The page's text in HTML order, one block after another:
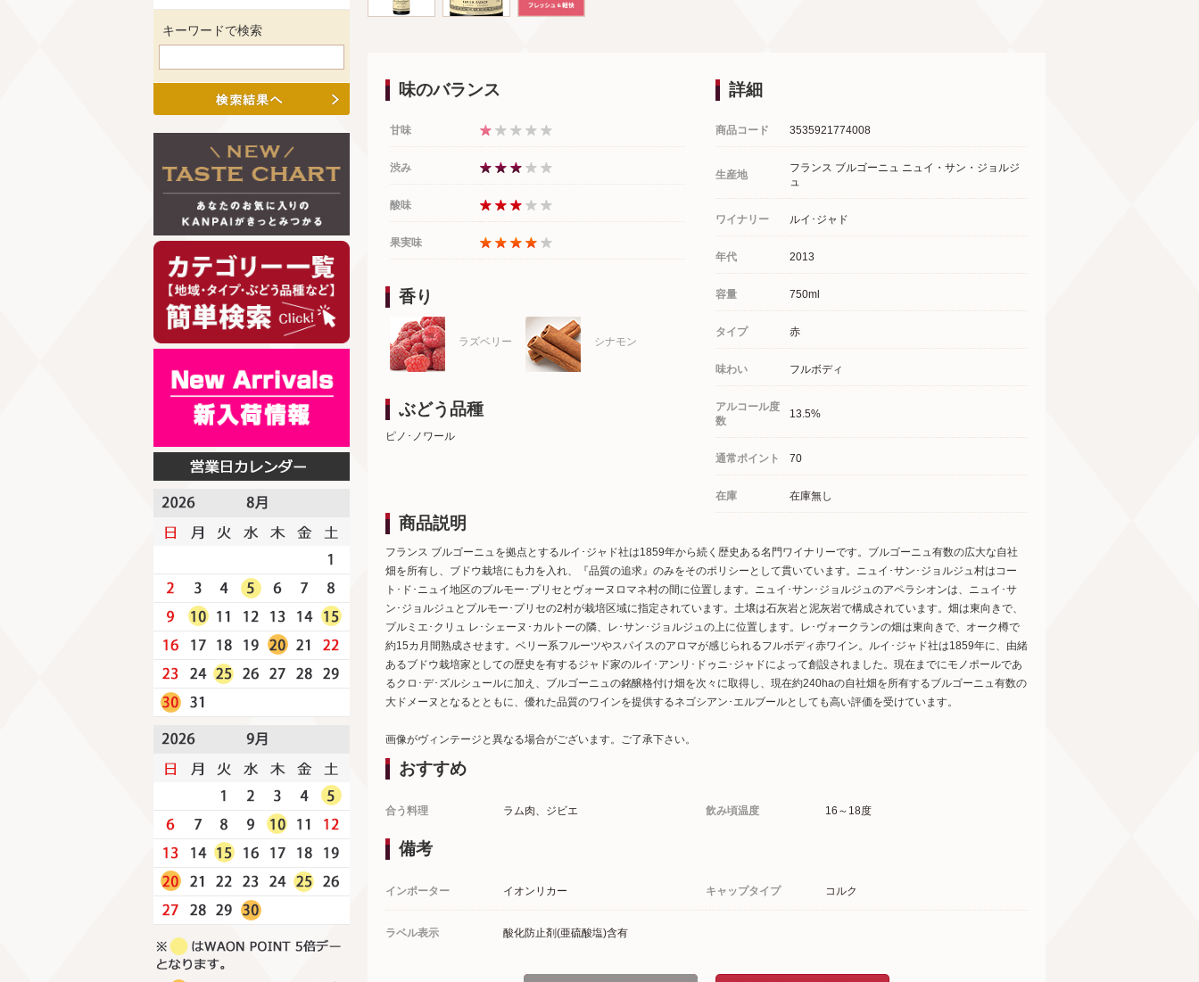
詳細
商品コード 3535921774008
生産地
フランス ブルゴーニュ ニュイ・サン・ジョルジ
ュ
ワイナリー ルイ･ジャド
年代 2013
容量 750ml
タイプ 赤
味わい フルボディ
アルコール度
数
13.5%
通常ポイント 70
在庫 在庫無し
味のバランス
甘味
渋み
酸味
果実味
香り
ラズベリー シナモン
ぶどう品種
ピノ･ノワール
商品説明
フランス ブルゴーニュを拠点とするルイ･ジャド社は1859年から続く歴史ある名門ワイナリーです。ブルゴーニュ有数の広大な自社
畑を所有し、ブドウ栽培にも力を入れ、『品質の追求』のみをそのポリシーとして貫いています。ニュイ･サン･ジョルジュ村はコー
ト･ド･ニュイ地区のプルモー･プリセとヴォーヌロマネ村の間に位置します。ニュイ･サン･ジョルジュのアペラシオンは、ニュイ･サ
ン･ジョルジュとプルモー･プリセの2村が栽培区域に指定されています。土壌は石灰岩と泥灰岩で構成されています。畑は東向きで、
プルミエ･クリュ レ･シェーヌ･カルトーの隣、レ･サン･ジョルジュの上に位置します。レ･ヴォークランの畑は東向きで、オーク樽で
約15カ月間熟成させます。ベリー系フルーツやスパイスのアロマが感じられるフルボディ赤ワイン。ルイ･ジャド社は1859年に、由緒
あるブドウ栽培家としての歴史を有するジャド家のルイ･アンリ･ドゥニ･ジャドによって創設されました。現在までにモノポールであ
るクロ･デ･ズルシュールに加え、ブルゴーニュの銘醸格付け畑を次々に取得し、現在約240haの自社畑を所有するブルゴーニュ有数の
大ドメーヌとなるとともに、優れた品質のワインを提供するネゴシアン･エルブールとしても高い評価を受けています。
画像がヴィンテージと異なる場合がございます。ご了承下さい。
おすすめ
合う料理 ラム肉、ジビエ 飲み頃温度 16～18度
備考
インポーター イオンリカー キャップタイプ コルク
ラベル表示 酸化防止剤(亜硫酸塩)含有
キーワードで検索